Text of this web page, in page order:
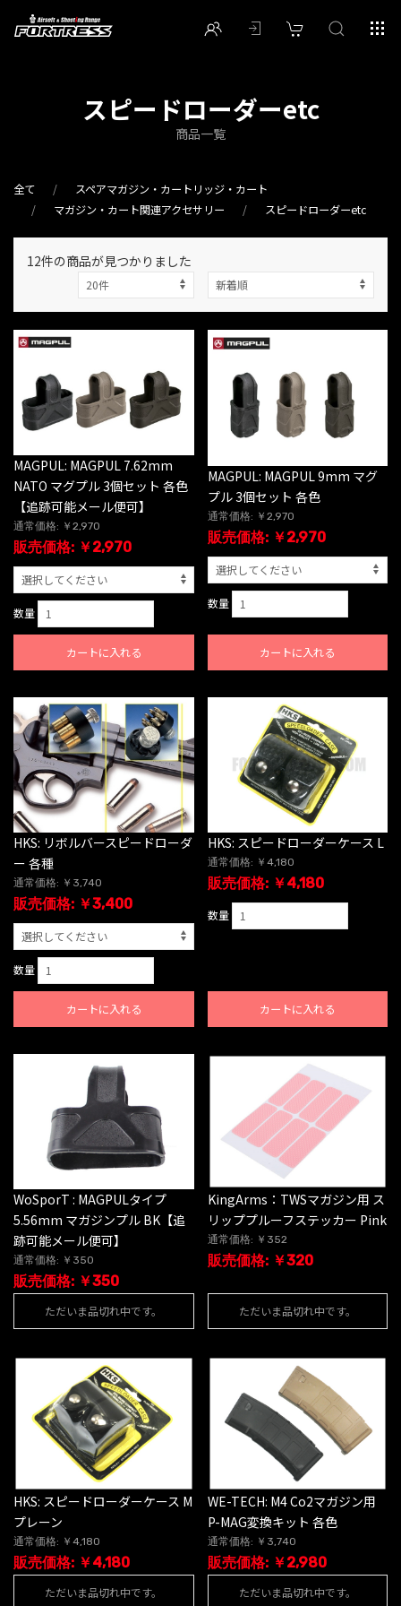
スピードローダーetc
商品一覧
全て
スペアマガジン・カートリッジ・カート
マガジン・カート関連アクセサリー
スピードローダーetc
12件の商品が見つかりました
MAGPUL: MAGPUL 7.62mm
NATO マグプル 3個セット 各色
【追跡可能メール便可】
通常価格: ￥2,970
販売価格: ￥2,970
数量
カートに入れる
MAGPUL: MAGPUL 9mm マグ
プル 3個セット 各色
通常価格: ￥2,970
販売価格: ￥2,970
数量
カートに入れる
HKS: リボルバースピードローダ
ー 各種
通常価格: ￥3,740
販売価格: ￥3,400
数量
カートに入れる
HKS: スピードローダーケース L
通常価格: ￥4,180
販売価格: ￥4,180
数量
カートに入れる
WoSporT : MAGPULタイプ
5.56mm マガジンプル BK【追
跡可能メール便可】
通常価格: ￥350
販売価格: ￥350
ただいま品切れ中です。
KingArms：TWSマガジン用 ス
リッププルーフステッカー Pink
通常価格: ￥352
販売価格: ￥320
ただいま品切れ中です。
HKS: スピードローダーケース M
プレーン
通常価格: ￥4,180
販売価格: ￥4,180
ただいま品切れ中です。
WE-TECH: M4 Co2マガジン用
P-MAG変換キット 各色
通常価格: ￥3,740
販売価格: ￥2,980
ただいま品切れ中です。